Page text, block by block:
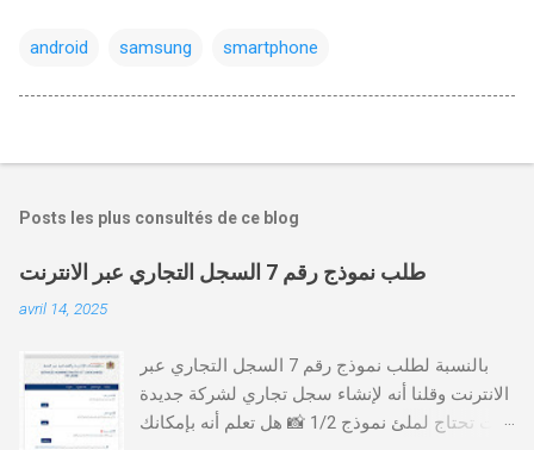
android samsung smartphone
Posts les plus consultés de ce blog
طلب نموذج رقم 7 السجل التجاري عبر الانترنت
avril 14, 2025
بالنسبة لطلب نموذج رقم 7 السجل التجاري عبر
الانترنت وقلنا أنه لإنشاء سجل تجاري لشركة جديدة
أنت تحتاج لملئ نموذج 1/2 📸 هل تعلم أنه بإمكانك